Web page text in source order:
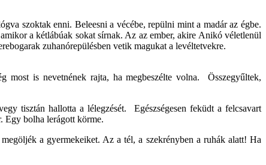
szoktak enni. Beleesni a vécébe, repülni mint a madár az égbe.
a kétlábúak sokat sírnak. Az az ember, akire Anikó véletlenül
zuhanórepülésben vetik magukat a levéltetvekre.
is nevetnének rajta, ha megbeszélte volna. Összegyűltek,
tisztán hallotta a lélegzését. Egészségesen feküdt a felcsavart
Egy bolha lerágott körme.
a gyermekeiket. Az a tél, a szekrényben a ruhák alatt! Ha